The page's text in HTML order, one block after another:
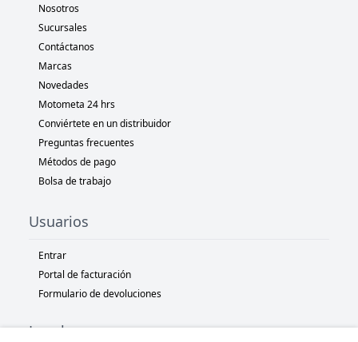
Nosotros
Sucursales
Contáctanos
Marcas
Novedades
Motometa 24 hrs
Conviértete en un distribuidor
Preguntas frecuentes
Métodos de pago
Bolsa de trabajo
Usuarios
Entrar
Portal de facturación
Formulario de devoluciones
Legal